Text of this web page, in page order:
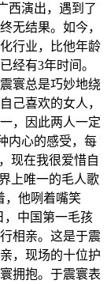
西演出，遇到了
无结果。如今，
行业，比他年龄
经有3年时间。
寰总是巧妙地绕
己喜欢的女人，
，因此两人一定
内心的感受，每
现在我很爱惜自
上唯一的毛人歌
，他咧着嘴笑
，中国第一毛孩
相亲。这是于震
，现场的十位护
拥抱。于震寰表